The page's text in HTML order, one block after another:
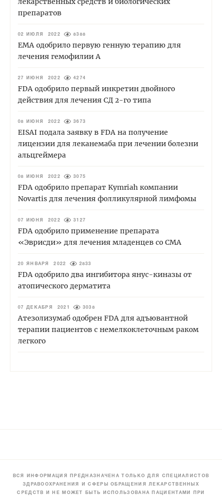
препаратов
02 ИЮЛЯ 2022 8388
EMA одобрило первую генную терапию для
лечения гемофилии А
27 ИЮНЯ 2022 4274
FDA одобрило первый инкретин двойного
действия для лечения СД 2-го типа
08 ИЮНЯ 2022 3673
EISAI подала заявку в FDA на получение
лицензии для леканемаба при лечении болезни
альцгеймера
08 ИЮНЯ 2022 3075
FDA одобрило препарат Kymriah компании
Novartis для лечения фолликулярной лимфомы
07 ИЮНЯ 2022 3127
FDA одобрило применение препарата
«Эврисди» для лечения младенцев со СМА
20 ЯНВАРЯ 2022 2833
FDA одобрило два ингибитора янус-киназы от
атопического дерматита
07 ДЕКАБРЯ 2021 3038
Атезолизумаб одобрен FDA для адъювантной
терапии пациентов с немелкоклеточным раком
легкого
ВСЯ ИНФОРМАЦИЯ ПРЕДНАЗНАЧЕНА ТОЛЬКО ДЛЯ СПЕЦИАЛИСТОВ
ЗДРАВООХРАНЕНИЯ И СФЕРЫ ОБРАЩЕНИЯ ЛЕКАРСТВЕННЫХ
СРЕДСТВ И НЕ МОЖЕТ БЫТЬ ИСПОЛЬЗОВАНА ПАЦИЕНТАМИ ПРИ